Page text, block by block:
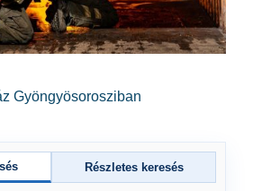
Gyöngyösorosziban
Részletes keresés